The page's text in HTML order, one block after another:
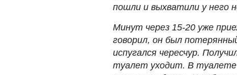
пошли и выхватили у него
Минут через 15-20 уже
говорил, он был
испугался чересчур.
туалет уходит. В туалете